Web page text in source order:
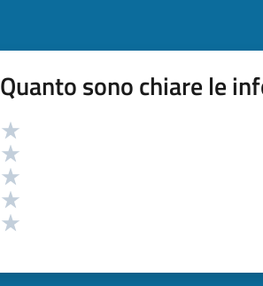
Quanto sono chiare le
Valutazione